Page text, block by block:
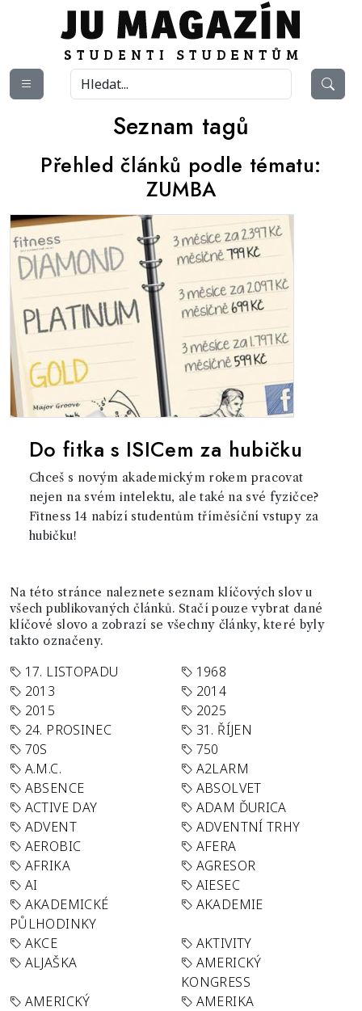
Seznam tagů
Přehled článků podle tématu:
ZUMBA
Do fitka s ISICem za hubičku
Chceš s novým akademickým rokem pracovat
nejen na svém intelektu, ale také na své fyzičce?
Fitness 14 nabízí studentům tříměsíční vstupy za
hubičku!
Na této stránce naleznete seznam klíčových slov u
všech publikovaných článků. Stačí pouze vybrat dané
klíčové slovo a zobrazí se všechny články, které byly
takto označeny.
17. LISTOPADU
1968
2013
2014
2015
2025
24. PROSINEC
31. ŘÍJEN
70S
750
A.M.C.
A2LARM
ABSENCE
ABSOLVET
ACTIVE DAY
ADAM ĎURICA
ADVENT
ADVENTNÍ TRHY
AEROBIC
AFERA
AFRIKA
AGRESOR
AI
AIESEC
AKADEMICKÉ
PŮLHODINKY
AKADEMIE
AKCE
AKTIVITY
ALJAŠKA
AMERICKÝ
KONGRESS
AMERICKÝ
AMERIKA